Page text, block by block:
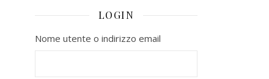
LOGIN
Nome utente o indirizzo email